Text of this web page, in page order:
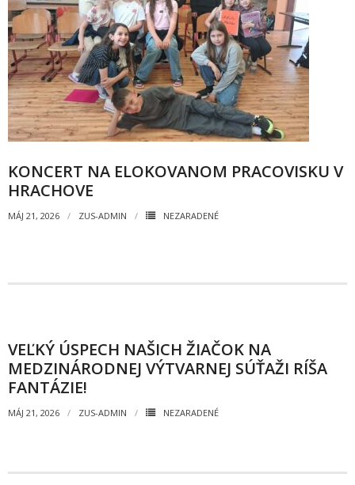
- - ZMLUVY 2022
- - ZMLUVY 2021
- - ZMLUVY 2020
- Objednávky
- - OBJEDNÁVKY 2026
- - OBJEDNÁVKY 2025
- - OBJEDNÁVKY 2020
- Faktúry
KONCERT NA ELOKOVANOM PRACOVISKU V
HRACHOVE
MÁJ 21, 2026 ZUS-ADMIN NEZARADENÉ
VEĽKÝ ÚSPECH NAŠICH ŽIAČOK NA
MEDZINÁRODNEJ VÝTVARNEJ SÚŤAŽI RÍŠA
FANTÁZIE!
MÁJ 21, 2026 ZUS-ADMIN NEZARADENÉ